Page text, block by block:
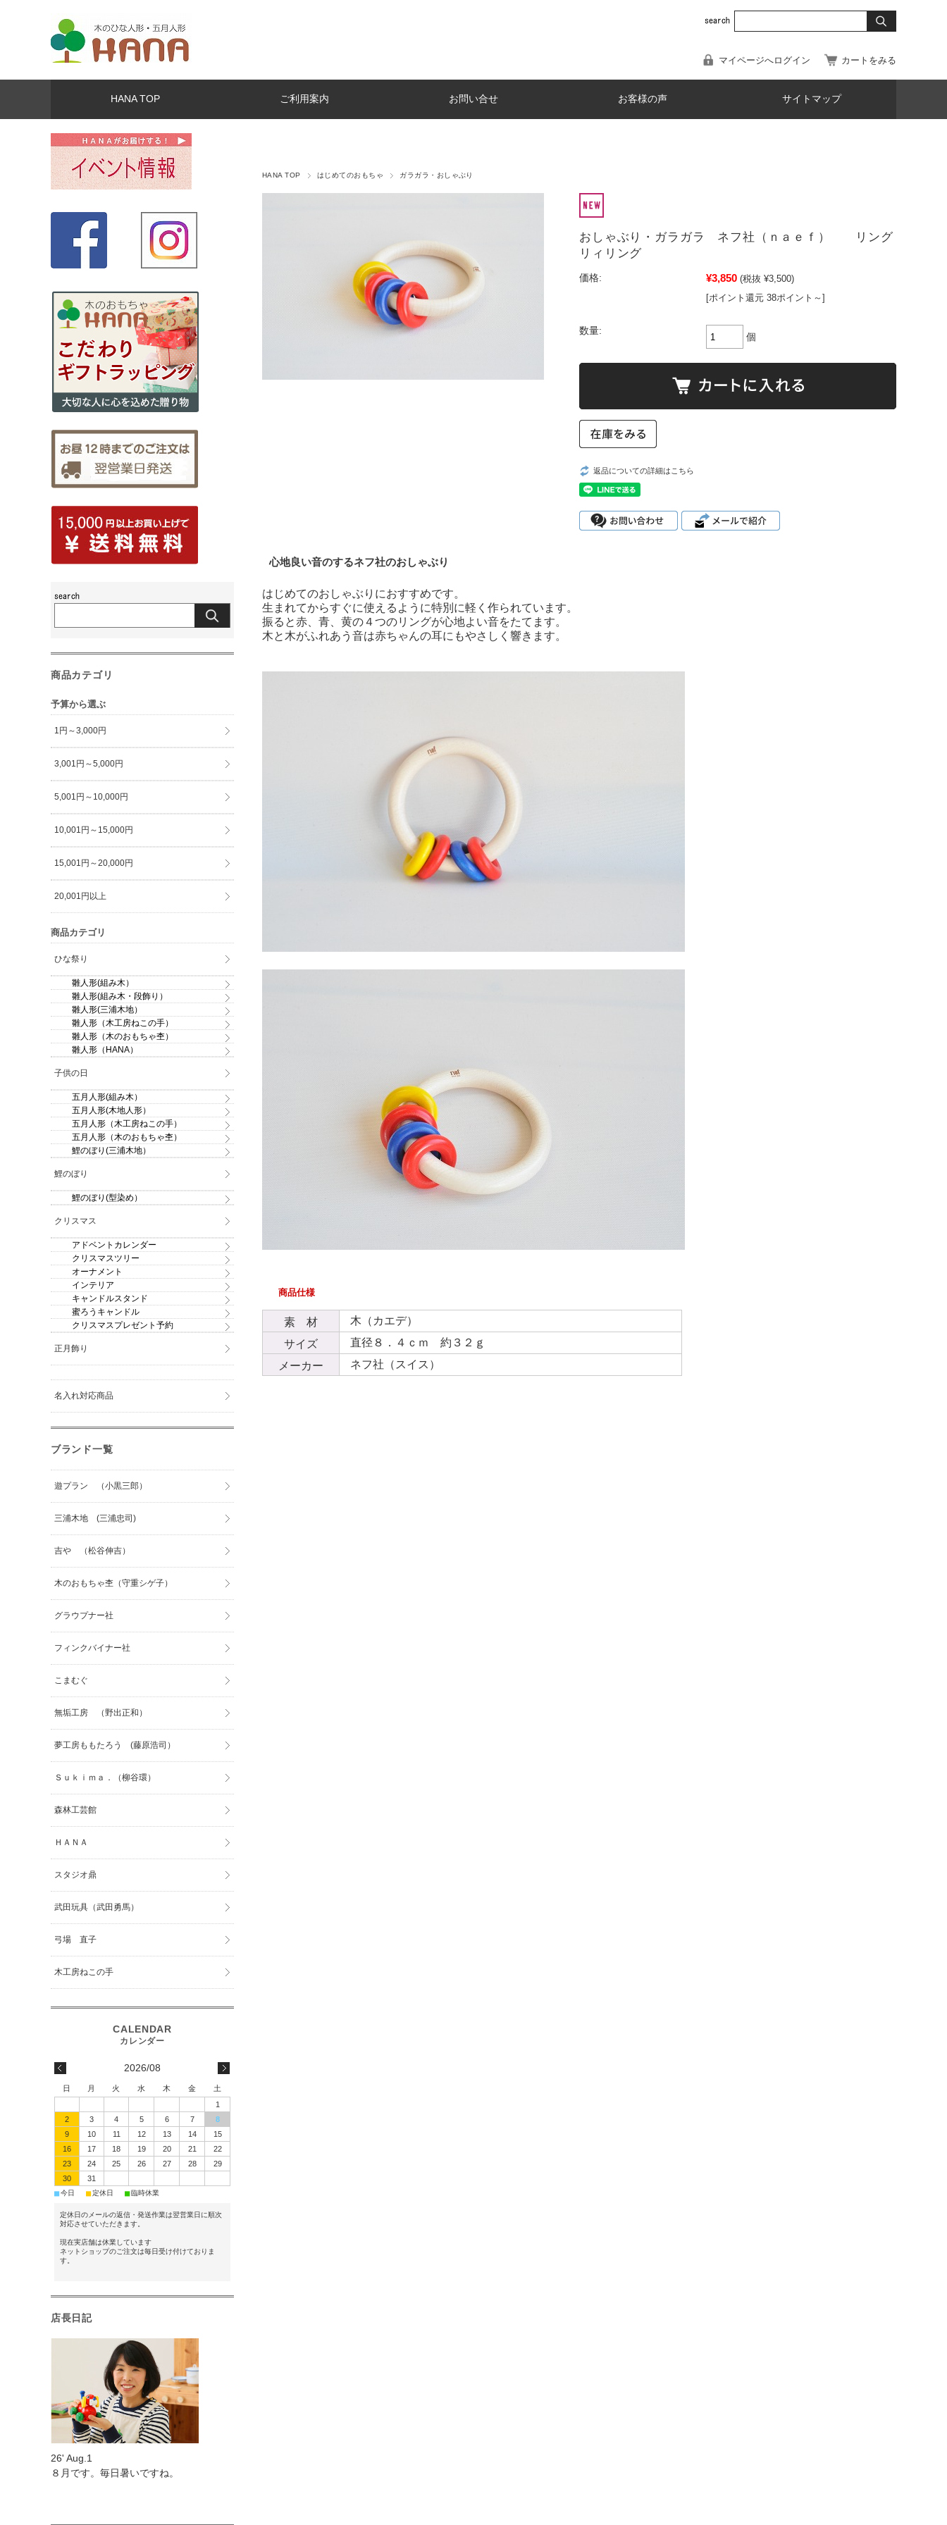
マイページへログイン カートをみる
HANA TOP ご利用案内 お問い合せ お客様の声 サイトマップ
HANA TOP はじめてのおもちゃ ガラガラ・おしゃぶり
おしゃぶり・ガラガラ ネフ社（ｎａｅｆ） リング
リィリング
価格: ¥3,850 (税抜 ¥3,500)
[ポイント還元 38ポイント～]
数量:
個
返品についての詳細はこちら
心地良い音のするネフ社のおしゃぶり
はじめてのおしゃぶりにおすすめです。
生まれてからすぐに使えるように特別に軽く作られています。
振ると赤、青、黄の４つのリングが心地よい音をたてます。
木と木がふれあう音は赤ちゃんの耳にもやさしく響きます。
商品仕様
素 材
木（カエデ）
サイズ
直径８．４ｃｍ 約３２ｇ
メーカー
ネフ社（スイス）
商品カテゴリ
予算から選ぶ
1円～3,000円
3,001円～5,000円
5,001円～10,000円
10,001円～15,000円
15,001円～20,000円
20,001円以上
商品カテゴリ
ひな祭り
雛人形(組み木）
雛人形(組み木・段飾り）
雛人形(三浦木地）
雛人形（木工房ねこの手）
雛人形（木のおもちゃ杢）
雛人形（HANA）
子供の日
五月人形(組み木）
五月人形(木地人形）
五月人形（木工房ねこの手）
五月人形（木のおもちゃ杢）
鯉のぼり(三浦木地）
鯉のぼり
鯉のぼり(型染め）
クリスマス
アドベントカレンダー
クリスマスツリー
オーナメント
インテリア
キャンドルスタンド
蜜ろうキャンドル
クリスマスプレゼント予約
正月飾り
名入れ対応商品
ブランド一覧
遊プラン （小黒三郎）
三浦木地 (三浦忠司)
吉や （松谷伸吉）
木のおもちゃ杢（守重シゲ子）
グラウプナー社
フィンクバイナー社
こまむぐ
無垢工房 （野出正和）
夢工房ももたろう (藤原浩司）
Ｓｕｋｉｍａ．（柳谷環）
森林工芸館
ＨＡＮＡ
スタジオ鼎
武田玩具（武田勇馬）
弓場 直子
木工房ねこの手
2026/08
日 月 火 水 木 金
土
1
2
3 4 5 6 7
8
9
10 11 12 13 14
15
16
17 18 19 20 21
22
23
24 25 26 27 28
29
30
31
■今日 ■定休日 ■臨時休業
定休日のメールの返信・発送作業は翌営業日に順次
対応させていただきます。
現在実店舗は休業しています
ネットショップのご注文は毎日受け付けておりま
す。
店長日記
26' Aug.1
８月です。毎日暑いですね。